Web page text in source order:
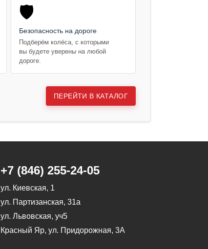
🛡️
Безопасность на дороге
Подберём колёса, с которыми
вы будете уверены на любой
дороге.
ПЕРЕЙТИ В КАТАЛОГ
+7 (846) 255-24-05
ул. Киевская, 1
ул. Партизанская, 31а
ул. Львовская, уч5
Красный Яр, ул. Придорожная, 3А